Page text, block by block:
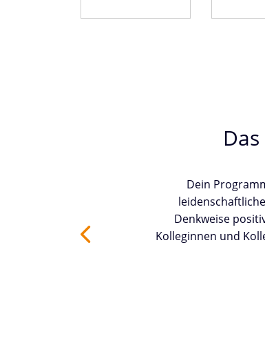
Dein
Denkweise
Kolleginnen und